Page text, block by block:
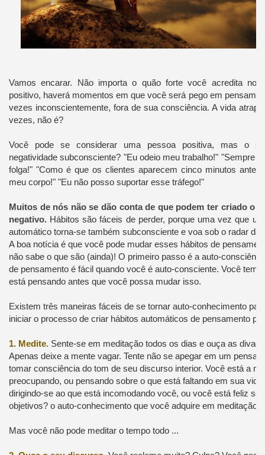
Vamos encarar. Não importa o quão forte você acredita no
positivo, haverá momentos em que você será pego em
vezes inconscientemente, fora de sua consciência. A vida
vezes, não é?
Você pode se considerar uma pessoa positiva, mas o
negatividade subconsciente? "Eu odeio meu trabalho!" "Sempre
folga!" "Como é que os clientes aparecem cinco minutos antes
meu corpo!" "Eu não posso suportar esse tráfego!"
Muitos de nós não se dão conta de que podem ter criado o
negativo.Hábitos são fáceis de perder, porque uma vez que
automático torna-se também subconsciente e voa sob o radar da
A boa notícia é que você pode mudar esses hábitos de
não sabe o que são (ainda)! O primeiro passo é a auto-
de pensamento é fácil quando você é auto-consciente. Você tem
está pensando antes que você possa mudar isso.
Existem três maneiras fáceis de se tornar auto-conhecimento
iniciar o processo de criar hábitos automáticos de pensamento
1. Medite. Sente-se em meditação todos os dias e ouça as
Apenas deixe a mente vagar. Tente não se apegar em um
tomar consciência do tom de seu discurso interior. Você está a
preocupando, ou pensando sobre o que está faltando em sua
dirigindo-se ao que está incomodando você, ou você está feliz
objetivos? o auto-conhecimento que você adquire em meditação
Mas você não pode meditar o tempo todo ...